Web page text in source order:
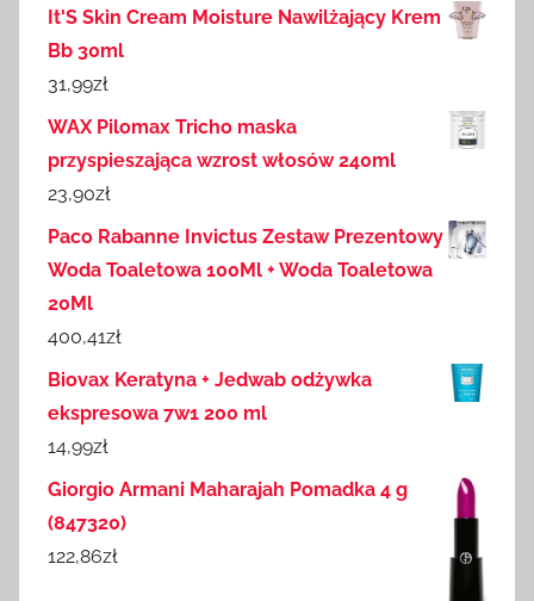
It'S Skin Cream Moisture Nawilżający Krem
Bb 30ml
31,99zł
WAX Pilomax Tricho maska
przyspieszająca wzrost włosów 240ml
23,90zł
Paco Rabanne Invictus Zestaw Prezentowy
Woda Toaletowa 100Ml + Woda Toaletowa
20Ml
400,41zł
Biovax Keratyna + Jedwab odżywka
ekspresowa 7w1 200 ml
14,99zł
Giorgio Armani Maharajah Pomadka 4 g
(847320)
122,86zł